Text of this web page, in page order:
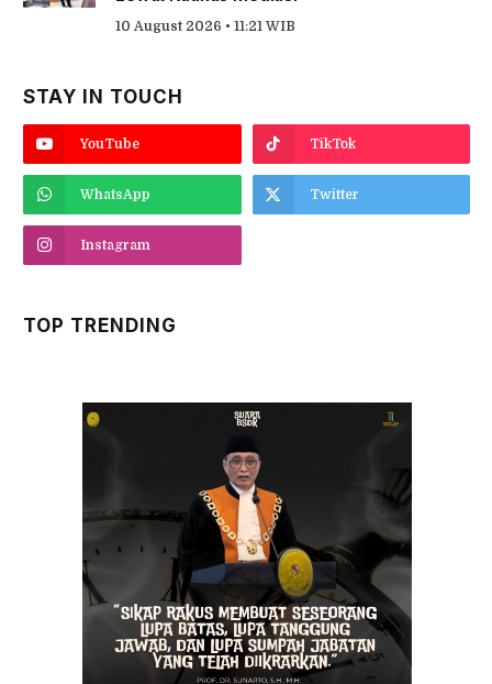
10 August 2026 • 11:21 WIB
STAY IN TOUCH
YouTube TikTok
WhatsApp Twitter
Instagram
TOP TRENDING